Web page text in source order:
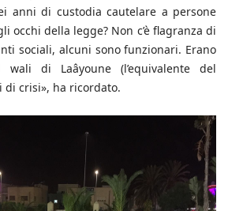
anni di custodia cautelare a persone
occhi della legge? Non c’è flagranza di
sociali, alcuni sono funzionari. Erano
di Laâyoune (l’equivalente del
crisi», ha ricordato.